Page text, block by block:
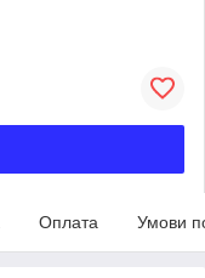
Оплата Умови